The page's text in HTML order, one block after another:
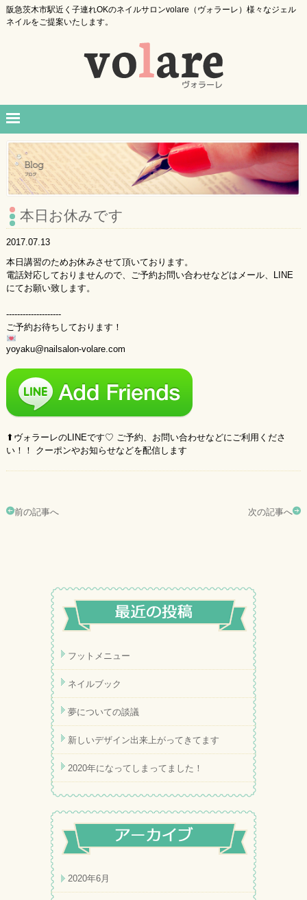
阪急茨木市駅近く子連れOKのネイルサロンvolare（ヴォラーレ）様々なジェル
ネイルをご提案いたします。
本日お休みです
2017.07.13
本日講習のためお休みさせて頂いております。
電話対応しておりませんので、ご予約お問い合わせなどはメール、LINE
にてお願い致します。
--------------------
ご予約お待ちしております！
yoyaku@nailsalon-volare.com
⬆︎ヴォラーレのLINEです♡ ご予約、お問い合わせなどにご利用くださ
い！！ クーポンやお知らせなどを配信します
前の記事へ 次の記事へ
フットメニュー
ネイルブック
夢についての談議
新しいデザイン出来上がってきてます
2020年になってしまってました！
2020年6月